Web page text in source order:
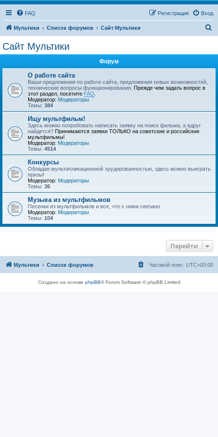
FAQ Вход
Регистрация
Мультики Список форумов Сайт Мультики
Сайт Мультики
Форум
О работе сайта
Ваши предложения по работе сайта, предложения новых возможностей,
технические вопросы функционирования. Прежде чем задать вопрос в
этот раздел, посетите FAQ
Модератор: Модераторы
Темы: 384
Ищу мультфильм!
Здесь можно попробовать написать заявку на поиск фильма, а вдруг
найдется? Принимаются заявки ТОЛЬКО на советские и российские
мультфильмы!
Модератор: Модераторы
Темы: 4514
Конкурсы
Обладая мультипликационной эрудированностью, здесь можно выиграть
призы!
Модератор: Модераторы
Темы: 36
Музыка из мультфильмов
Песенки из мультфильмов и все, что с ними связано
Модератор: Модераторы
Темы: 104
Перейти
Мультики Список форумов Часовой пояс: UTC+03:00
Создано на основе phpBB® Forum Software © phpBB Limited